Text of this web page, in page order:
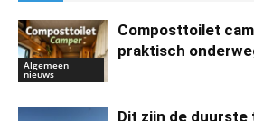
Algemeen
nieuws
Composttoilet
praktisch
Dit zijn de duurste